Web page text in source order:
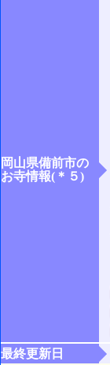
岡山県備前市の
お寺情報(＊５)
最終更新日